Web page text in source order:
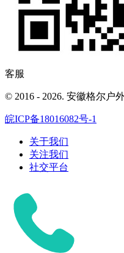
客服
© 2016 - 2026. 安徽格尔户
皖ICP备18016082号-1
关于我们
关注我们
社交平台